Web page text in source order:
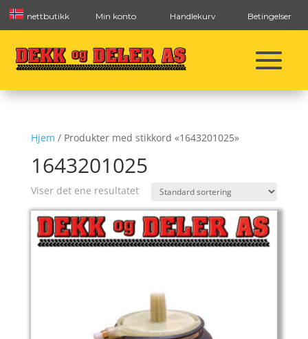
nettbutikk Min konto Handlekurv Betingelser
Hjem / Produkter med stikkord «1643201025»
1643201025
Viser det ene resultatet